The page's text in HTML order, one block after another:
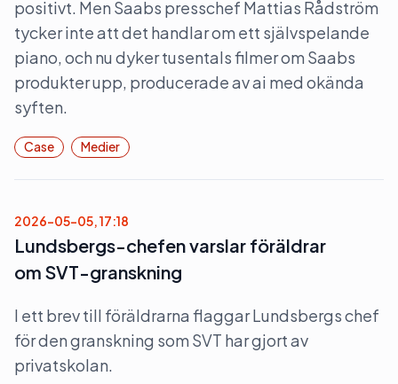
positivt. Men Saabs presschef Mattias Rådström
tycker inte att det handlar om ett självspelande
piano, och nu dyker tusentals filmer om Saabs
produkter upp, producerade av ai med okända
syften.
Case Medier
2026-05-05, 17:18
Lundsbergs-chefen varslar föräldrar
om SVT-granskning
I ett brev till föräldrarna flaggar Lundsbergs chef
för den granskning som SVT har gjort av
privatskolan.